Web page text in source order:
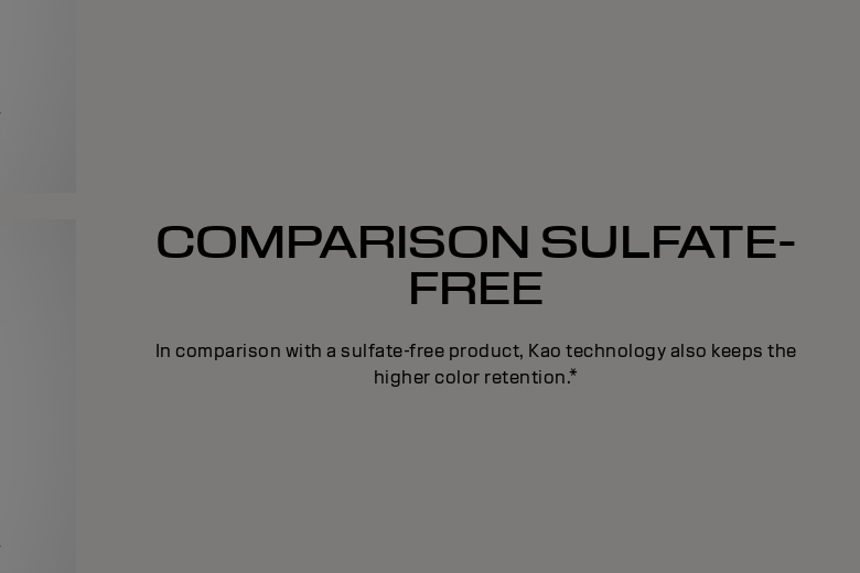
COMPARISON SULFATE-
FREE
In comparison with a sulfate-free product, Kao technology also keeps the
higher color retention.*